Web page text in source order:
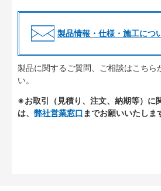
製品情報・仕様・施工につ
製品に関するご質問、ご相談はこちら
い。
※お取引（見積り、注文、納期等）に
は、 弊社営業窓口 までお願いいたしま